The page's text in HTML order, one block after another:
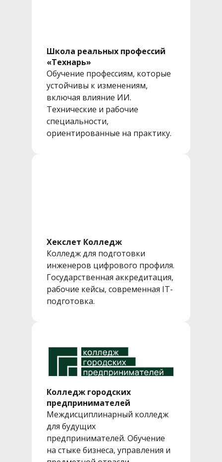
Школа реальных профессий
«Технарь»
Обучение профессиям, которые
устойчивы к изменениям,
включая влияние ИИ.
Технические и рабочие
специальности,
ориентированные на практику.
Хекслет Колледж
Колледж для подготовки
инженеров цифрового профиля.
Государственная аккредитация,
рабочие кейсы, современная IT-
подготовка.
Колледж городских
предпринимателей
Междисциплинарный колледж
для будущих
предпринимателей. Обучение
на стыке бизнеса, управления и